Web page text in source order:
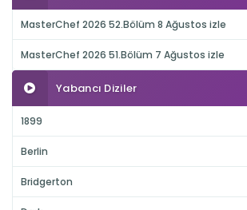
MasterChef 2026 52.Bölüm 8 Ağustos izle
MasterChef 2026 51.Bölüm 7 Ağustos izle
Yabancı Diziler
1899
Berlin
Bridgerton